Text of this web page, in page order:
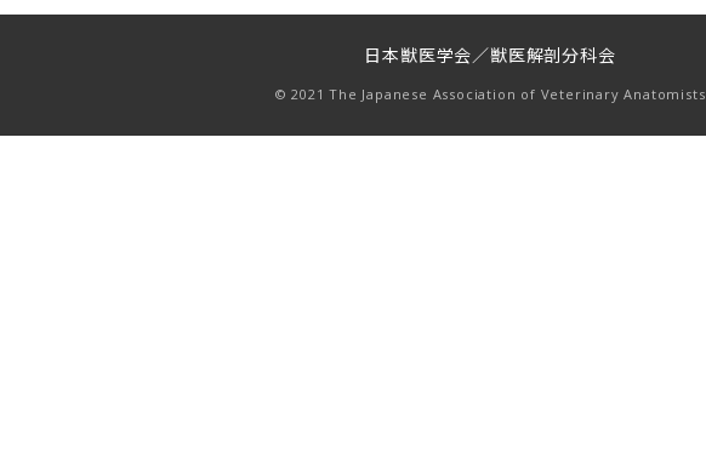
日本獣医学会／獣医解剖分科会
© 2021 The Japanese Association of Veterinary Anatomists